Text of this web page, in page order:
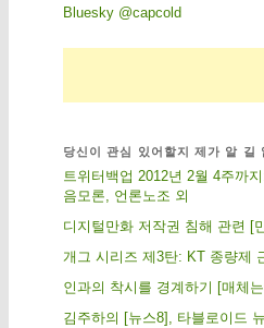
Bluesky @capcold
당신이 관심 있어할지 제가 알 길
트위터백업 2012년 2월 4주까
음모론, 언론노조 외
디지털만화 저작권 침해 관련 [
개그 시리즈 제3탄: KT 종량제
인과의 착시를 경계하기 [매체
김주하의 [뉴스8], 타블로이드